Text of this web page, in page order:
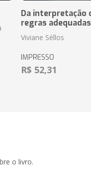
Da interpretação
regras
Viviane Séllos
IMPRESSO
R$ 52,31
o livro.